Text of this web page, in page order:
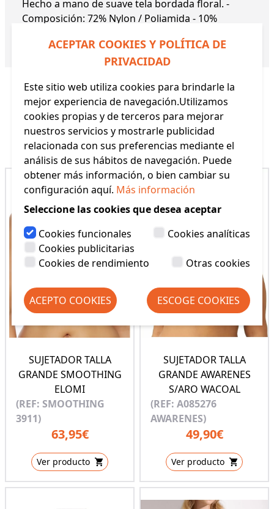
Hecho a mano de suave tela bordada floral. -
Composición: 72% Nylon / Poliamida - 10%
Referencia:JACQUELINE 9081
Productos Relacionados
SUJETADOR TALLA
GRANDE SMOOTHING
ELOMI
(REF: SMOOTHING
3911)
63,95€
Ver producto
SUJETADOR TALLA
GRANDE AWARENES
S/ARO WACOAL
(REF: A085276
AWARENES)
49,90€
Ver producto
ACEPTAR COOKIES Y POLÍTICA DE
PRIVACIDAD
Este sitio web utiliza cookies para brindarle la
mejor experiencia de navegación.Utilizamos
cookies propias y de terceros para mejorar
nuestros servicios y mostrarle publicidad
relacionada con sus preferencias mediante el
análisis de sus hábitos de navegación. Puede
obtener más información, o bien cambiar su
configuración aquí. Más información
Seleccione las cookies que desea aceptar
Cookies funcionales
Cookies analíticas
Cookies publicitarias
Cookies de rendimiento
Otras cookies
ACEPTO COOKIES ESCOGE COOKIES